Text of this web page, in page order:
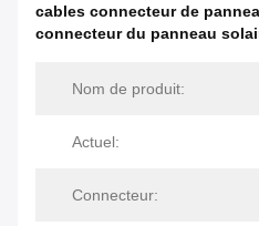
cables connecteur de
connecteur du panneau
Nom de produit:
Actuel:
Connecteur: